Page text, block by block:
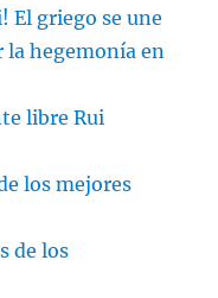
El griego se une
la hegemonía en
libre Rui
los mejores
de los